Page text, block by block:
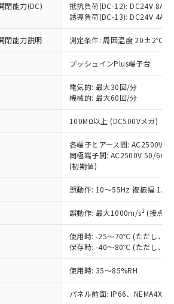
閉能力(DC)
抵抗負荷(DC-12): DC24V 8A/
誘導負荷(DC-13): DC24V 4A/
閉能力説明 測定条件: 周囲温度 20±2℃、
プッシュインPlus端子台
電気的: 最大30回/分
機械的: 最大60回/分
100MΩ以上 (DC500Vメガ)
各端子とアース間: AC2500V
同極端子間: AC2500V 50/
(初期値)
誤動作: 10～55Hz 複振幅
誤動作: 最大1000m/s2 (接点
使用時: -25～70℃ (ただし、氷
保存時: -40～80℃ (ただし、氷
使用時: 35～85%RH
パネル前面: IP66、NEMA4X,
お読みいただき、同意のうえ
い。
ビスは、当社制御機器事業取扱
当社在庫状況および標準価格
を提供させていただくもので
御機器事業取扱商品の中には、
ビスの対象外となる商品もある
ご了承ください。
況および標準価格照会結果は、
ている更新日時点での社内デー
づき作成されるものであり、閲
た時点での実際の在庫および標
とは異なる場合があることをご
納期状況および標準価格はお客
取引先、またはお客様担当のオ
制御機器販売店・当社販売員に
ン制御機器販売店や当社販売拠
販売ネットワーク
」をご確認
：EU RoHS指令（10物質）の
応の商品で、対応品を出す予
：EU RoHS指令（10物質）の
状況を調査中または確認中の
イセンス料など無形物で、有
関係のない商品です。
情により、非含有部品として
含有品と判明した場合などや
することがあります。
以下、 水銀(Hg) 1000ppm以下、 カド
1000ppm以下、ポリ臭化ビフェニル
以下、ポリ臭化ジフェニルエーテル類
） 1000ppm以下、フタル酸ジブチル
以下、フタル酸ジイソブチル
で産業用監視および制御機器に対する
く。
ル類の４物質については閾値を超える意
ことを確認しています。
均質材料含有率が中国RoHSの
あることを示します。
均質材料含有率が中国RoHSの
ていることを示します。
認です。当社販売部門へお問
質の基準値 (GB/T26572)：
、 Hg(水銀) : 1000ppm、 Cd(カドミウ
ム) : 1000ppm、 PBBs(ポリ臭化ビフェ
、 PBDEs(ポリ臭化ジフェニルエーテ
ブチル) : 1000ppm、 DIBP(フタル酸ジ
、 BBP(フタル酸ブチルベンジ
ス(2-エチルヘキシル)) : 1000ppm
、これら貴社製品のうち、外国
よび外国貿易法に定める商品
｢規制貨物等」という）を輸出
国外への提供する場合は、日本
の輸出許可(または役務取引許
得するなどの必要な手続きを
規制貨物を破棄する場合は、完
砕するなど、違法に輸出されな
必要な手段を講じます。
貴社製品を、核兵器、ミサイ
学兵器、生物兵器またはその他
びにこれらの製造装置等に一切
定数以上の在庫あり
定数には満たないが在庫あり
庫なし(最新の在庫状況につ
ては、お客様のお取引先、ま